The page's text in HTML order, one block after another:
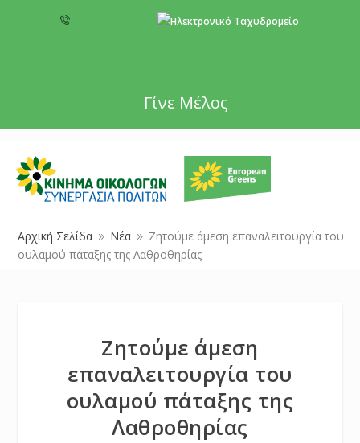
Γίνε Μέλος
Αρχική Σελίδα 9 Νέα 9 Ζητούμε άμεση επαναλειτουργία του
ουλαμού πάταξης της Λαθροθηρίας
Ζητούμε άμεση
επαναλειτουργία του
ουλαμού πάταξης της
Λαθροθηρίας